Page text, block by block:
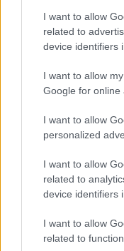
I want to allow
related to
device identifiers
I want to allow
Google for online
I want to allow
personalized
I want to allow
related to
device identifiers
I want to allow
related to
H.: A feminizmus
hogyan tud
Egy fontos
közösségépítésben
erő - mint nők,
állampolgárok,
jelenség ilyen
kultúrákban
egy komoly
megteremtettek
nem szólhattak
manipulálására
beleszólhatunk a